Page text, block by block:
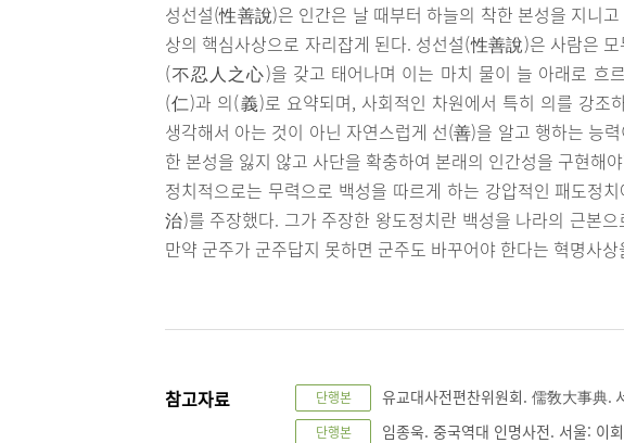
성선설(性善說)은 인간은 날 때부터 하늘의 착한 본성을 지니
상의 핵심사상으로 자리잡게 된다. 성선설(性善說)은 사람은
(不忍人之心)을 갖고 태어나며 이는 마치 물이 늘 아래로 흐
(仁)과 의(義)로 요약되며, 사회적인 차원에서 특히 의를 강조
생각해서 아는 것이 아닌 자연스럽게 선(善)을 알고 행하는 능
한 본성을 잃지 않고 사단을 확충하여 본래의 인간성을 구현해
정치적으로는 무력으로 백성을 따르게 하는 강압적인 패도정
治)를 주장했다. 그가 주장한 왕도정치란 백성을 나라의 근본
만약 군주가 군주답지 못하면 군주도 바꾸어야 한다는 혁명사
참고자료 단행본 유교대사전편찬위원회. 儒敎大事典.
단행본 임종욱. 중국역대 인명사전. 서울: 이